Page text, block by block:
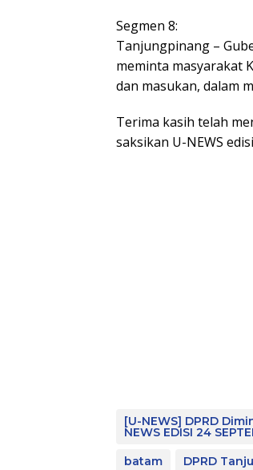
Segmen 8:
Tanjungpinang –
meminta masyarakat
dan masukan, dalam
Terima kasih telah
saksikan U-NEWS
[U-NEWS] DPRD
NEWS EDISI 24
batam
DPRD